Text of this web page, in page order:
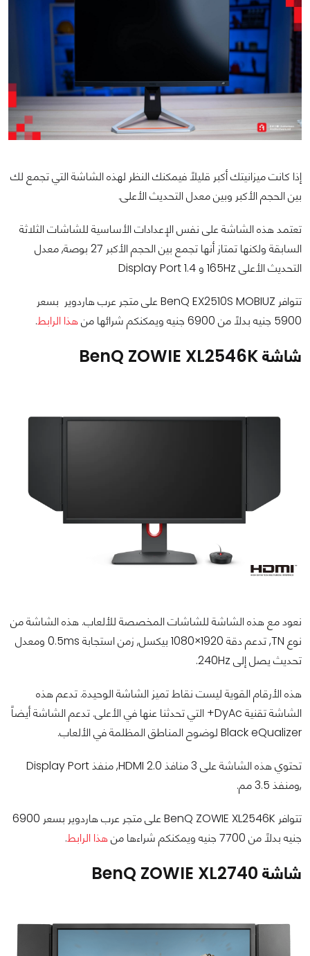
إذا كانت ميزانيتك أكبر قليلاً فيمكنك النظر لهذه الشاشة التي تجمع لك
بين الحجم الأكبر وبين معدل التحديث الأعلى.
تعتمد هذه الشاشة على نفس الإعدادات الأساسية للشاشات الثلاثة
السابقة ولكنها تمتاز أنها تجمع بين الحجم الأكبر 27 بوصة, معدل
التحديث الأعلى 165Hz و Display Port 1.4
تتوافر BenQ EX2510S MOBIUZ على متجر عرب هاردوير بسعر
5900 جنيه بدلاً من 6900 جنيه ويمكنكم شرائها من
هذا الرابط.
شاشة BenQ ZOWIE XL2546K
نعود مع هذه الشاشة للشاشات المخصصة للألعاب. هذه الشاشة من
نوع TN, تدعم دقة 1920×1080 بيكسل, زمن استجابة 0.5ms ومعدل
تحديث يصل إلى 240Hz.
هذه الأرقام القوية ليست نقاط تميز الشاشة الوحيدة. تدعم هذه
الشاشة تقنية DyAc+ التي تحدثنا عنها في الأعلى. تدعم الشاشة أيضاً
Black eQualizer لوضوح المناطق المظلمة في الألعاب.
تحتوي هذه الشاشة على 3 منافذ HDMI 2.0, منفذ Display Port
,ومنفذ 3.5 مم.
تتوافر BenQ ZOWIE XL2546K على متجر عرب هاردوير بسعر 6900
جنيه بدلاً من 7700 جنيه ويمكنكم شراءها من
هذا الرابط.
شاشة BenQ ZOWIE XL2740